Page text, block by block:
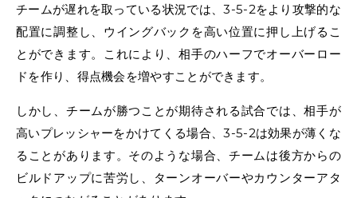
チームが遅れを取っている状況では、3-5-2をより攻撃的な
配置に調整し、ウイングバックを高い位置に押し上げるこ
とができます。これにより、相手のハーフでオーバーロー
ドを作り、得点機会を増やすことができます。
しかし、チームが勝つことが期待される試合では、相手が
高いプレッシャーをかけてくる場合、3-5-2は効果が薄くな
ることがあります。そのような場合、チームは後方からの
ビルドアップに苦労し、ターンオーバーやカウンターアタ